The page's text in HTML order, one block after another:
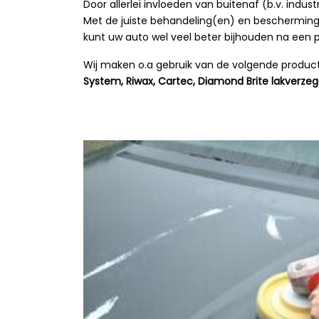
Door allerlei invloeden van buitenaf (b.v.
Met de juiste behandeling(en) en
kunt uw auto wel veel beter bijhouden na een
Wij maken o.a gebruik van de volgende
System, Riwax, Cartec, Diamond Brite